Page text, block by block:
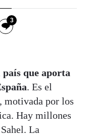
3
que aporta
. Es el
motivada por los
Hay millones
La